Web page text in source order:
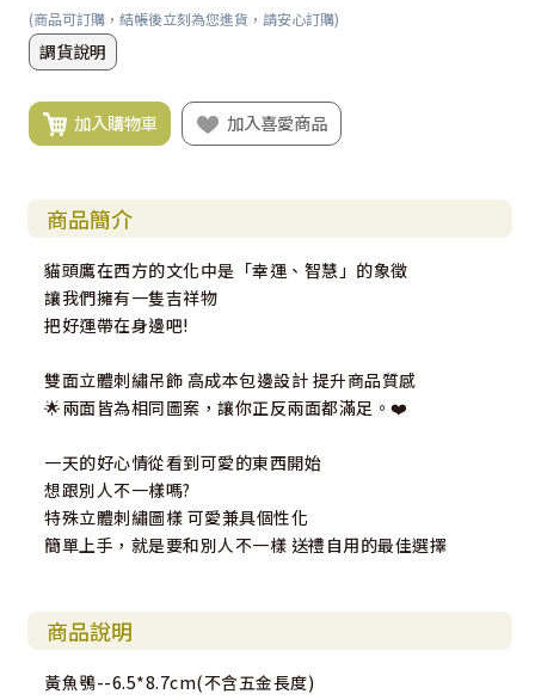
(商品可訂購，結帳後立刻為您進貨，請安心訂購)
調貨說明
加入購物車 加入喜愛商品
商品簡介
貓頭鷹在西方的文化中是「幸運、智慧」的象徵
讓我們擁有一隻吉祥物
把好運帶在身邊吧!
雙面立體刺繡吊飾 高成本包邊設計 提升商品質感
🌟兩面皆為相同圖案，讓你正反兩面都滿足。❤️
一天的好心情從看到可愛的東西開始
想跟別人不一樣嗎?
特殊立體刺繡圖樣 可愛兼具個性化
簡單上手，就是要和別人不一樣 送禮自用的最佳選擇
商品說明
黃魚鴞--6.5*8.7cm(不含五金長度)